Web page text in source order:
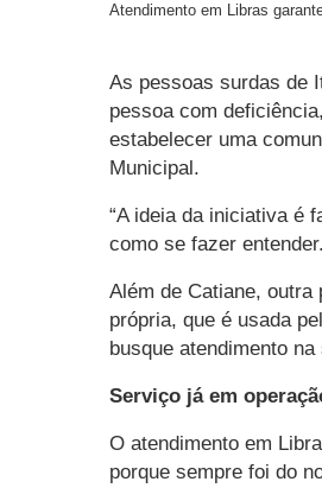
Atendimento em Libras
As pessoas surdas de
pessoa com
estabelecer uma
Municipal.
“A ideia da iniciativa é
como se fazer
Além de Catiane,
própria, que é usada
busque atendimento
Serviço já em
O atendimento em
porque sempre foi do